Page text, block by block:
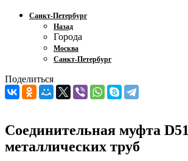
Санкт-Петербург
Назад
Города
Москва
Санкт-Петербург
Поделиться
Соединительная муфта
металлических труб